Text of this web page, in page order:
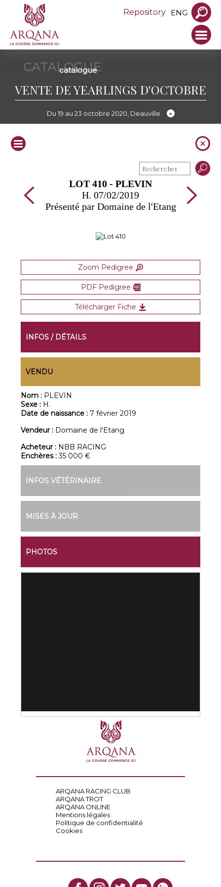
Repository ENG
CATALOGUE
catalogue
VENTE DE YEARLINGS D'OCTOBRE
Du 19 au 23 octobre 2020, Deauville
LOT 410 - PLEVIN
H. 07/02/2019
Présenté par Domaine de l'Etang
Zoom Pedigree
PDF Pedigree
Télécharger Fiche
INFOS / DÉTAILS
VENDU
Nom : PLEVIN
Sexe : H.
Date de naissance :7 février 2019
Vendeur : Domaine de l'Etang
Acheteur : NBB RACING
Enchères :35 000 €
INFOS VÉTÉRINAIRE
MISES À JOUR
PHOTOS
ARQANA RACING CLUB
ARQANA TROT
ARQANA ONLINE
Mentions légales
Politique de confidentialité
Cookies